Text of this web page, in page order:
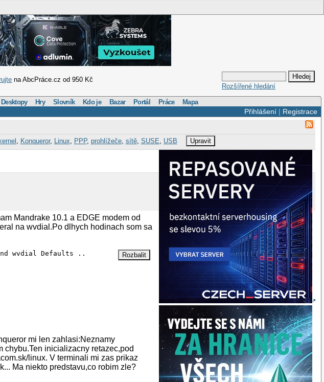
na AbcPráce.cz od 950 Kč
Rozšířené hledání
Desktopy Hry Slovník Kdo je Bazar Portál Práce Mapa
Přihlášení| Registrace
Konqueror, Linux PPP, prohlížeče, sítě, SUSE USB Upravit
Mandrake 10.1 a EDGE modem od
na wvdial.Po dlhych hodinach som sa
wvdial Defaults ..
mi len zahlasi:Neznamy
chybu.Ten inicializacny retazec,pod
linux. V terminali mi zas prikaz
Ma niekto predstavu,co robim zle?